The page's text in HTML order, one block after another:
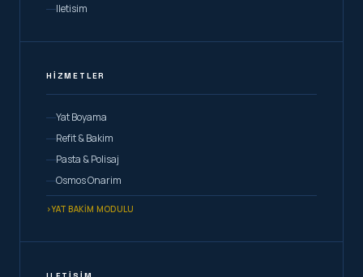
Iletisim
HIZMETLER
Yat Boyama
Refit & Bakim
Pasta & Polisaj
Osmos Onarim
›YAT BAKIM MODULU